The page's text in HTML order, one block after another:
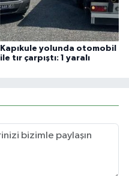
Kapıkule yolunda otomobil
ile tır çarpıştı: 1 yaralı